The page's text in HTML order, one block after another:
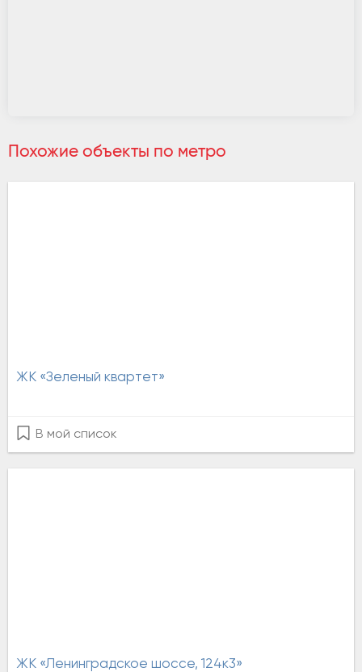
Похожие объекты по метро
ЖК «Зеленый квартет»
В мой список
ЖК «Ленинградское шоссе, 124к3»